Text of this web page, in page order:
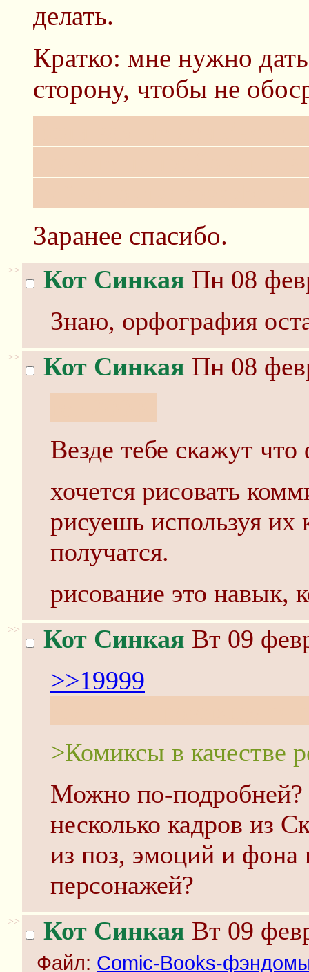
делать.
Кратко: мне нужно
сторону, чтобы не
Заранее спасибо.
>> Кот Синкая Пн 08
Знаю, орфография
>> Кот Синкая Пн 08
Везде тебе скажут
хочется рисовать
рисуешь используя их
получатся.
рисование это навык,
>> Кот Синкая Вт 09
>>19999
>Комиксы в качестве
Можно по-подробней?
несколько кадров из
из поз, эмоций и фона
персонажей?
>> Кот Синкая Вт 09
Файл: Comic-Books-